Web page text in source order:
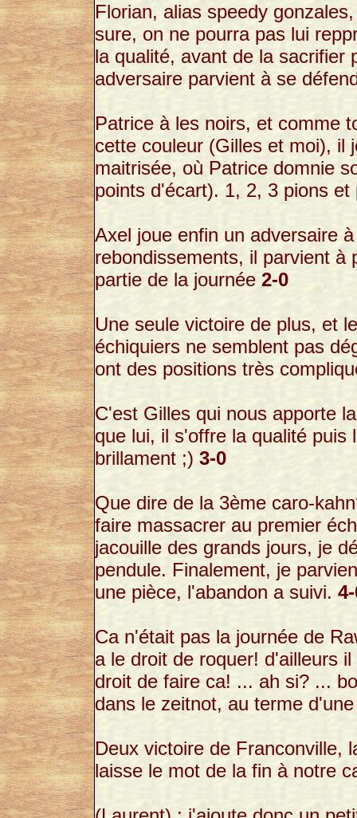
Florian, alias speedy
sure, on ne pourra pas lui
la qualité, avant de la sacrifier
adversaire parvient à se
Patrice à les noirs, et comme
cette couleur (Gilles et moi), il
maitrisée, où Patrice domnie
points d'écart). 1, 2, 3 pions et
Axel joue enfin un adversaire
rebondissements, il parvient à
partie de la journée 2-0
Une seule victoire de plus, et
échiquiers ne semblent pas
ont des positions très
C'est Gilles qui nous apporte
que lui, il s'offre la qualité puis
brillament ;) 3-0
Que dire de la 3ème caro-
faire massacrer au premier
jacouille des grands jours, je
pendule. Finalement, je
une pièce, l'abandon a suivi.
Ca n'était pas la journée de
a le droit de roquer! d'ailleurs
droit de faire ca! ... ah si? ...
dans le zeitnot, au terme
Deux victoire de Franconville,
laisse le mot de la fin à notre